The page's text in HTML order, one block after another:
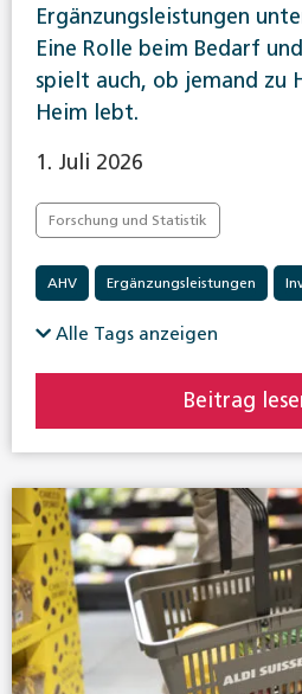
Ergänzungsleistungen
Eine Rolle beim Bedarf
spielt auch, ob jemand zu
Heim lebt.
1. Juli 2026
Forschung und Statistik
AHV Ergänzungsleistungen
Alle Tags anzeigen
Beitrag